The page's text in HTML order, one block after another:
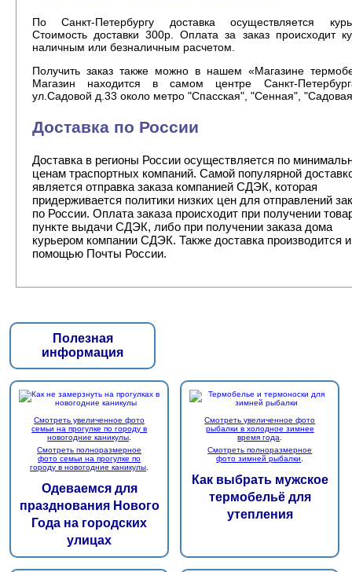
По Санкт-Петербургу доставка осуществляется
Стоимость доставки 300р. Оплата за заказ происходит
наличным или безналичным расчетом.
Получить заказ также можно в нашем «Магазине
Магазин находится в самом центре Санкт-
ул.Садовой д.33 около метро "Спасская", "Сенная",
Доставка по России
Доставка в регионы России осуществляется по
ценам траспортных компаний. Самой популярной
является отправка заказа компанией СДЭК, которая
придерживается политики низких цен для отправлений
по России. Оплата заказа происходит при получении
пункте выдачи СДЭК, либо при получении заказа дома
курьером компании СДЭК. Также доставка производится
помощью Почты России.
Полезная
информация
Смотреть увеличенное фото
семьи на прогулке по городу в
новогодние каникулы
Смотреть полноразмерное
фото семьи на прогулке по
городу в новогодние каникулы
Одеваемся для
празднования Нового
Года на городских
улицах
Смотреть увеличенное фото
рыбалки в холодное зимнее
время года
Смотреть полноразмерное
фото зимней рыбалки
Как выбрать мужское
термобельё для
утепления